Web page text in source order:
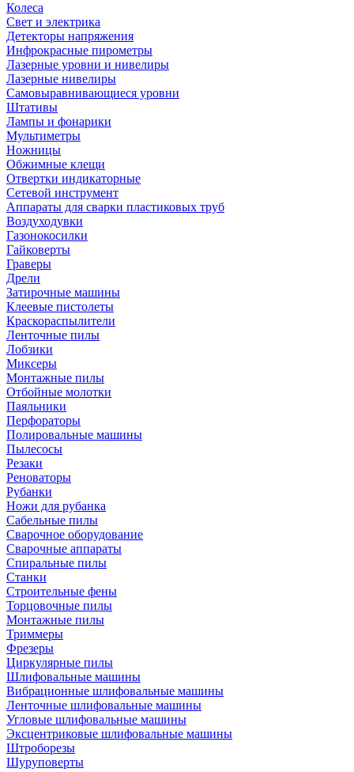
Колеса
Свет и электрика
Детекторы напряжения
Инфрокрасные пирометры
Лазерные уровни и нивелиры
Лазерные нивелиры
Самовыравнивающиеся уровни
Штативы
Лампы и фонарики
Мультиметры
Ножницы
Обжимные клещи
Отвертки индикаторные
Сетевой инструмент
Аппараты для сварки пластиковых труб
Воздуходувки
Газонокосилки
Гайковерты
Граверы
Дрели
Затирочные машины
Клеевые пистолеты
Краскораспылители
Ленточные пилы
Лобзики
Миксеры
Монтажные пилы
Отбойные молотки
Паяльники
Перфораторы
Полировальные машины
Пылесосы
Резаки
Реноваторы
Рубанки
Ножи для рубанка
Сабельные пилы
Сварочное оборудование
Сварочные аппараты
Спиральные пилы
Станки
Строительные фены
Торцовочные пилы
Монтажные пилы
Триммеры
Фрезеры
Циркулярные пилы
Шлифовальные машины
Вибрационные шлифовальные машины
Ленточные шлифовальные машины
Угловые шлифовальные машины
Эксцентриковые шлифовальные машины
Штроборезы
Шуруповерты